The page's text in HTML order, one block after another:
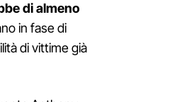
di almeno
in fase di
di vittime già